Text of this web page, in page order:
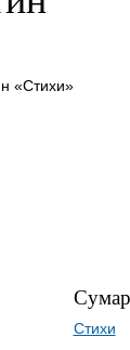
«Стихи»
Стихи